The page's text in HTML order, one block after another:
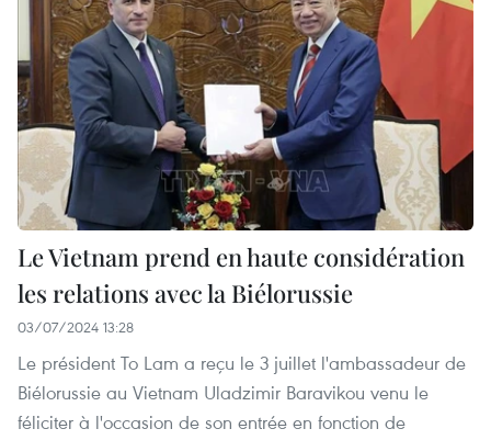
Le Vietnam prend en haute considération
les relations avec la Biélorussie
03/07/2024 13:28
Le président To Lam a reçu le 3 juillet l'ambassadeur de
Biélorussie au Vietnam Uladzimir Baravikou venu le
féliciter à l'occasion de son entrée en fonction de